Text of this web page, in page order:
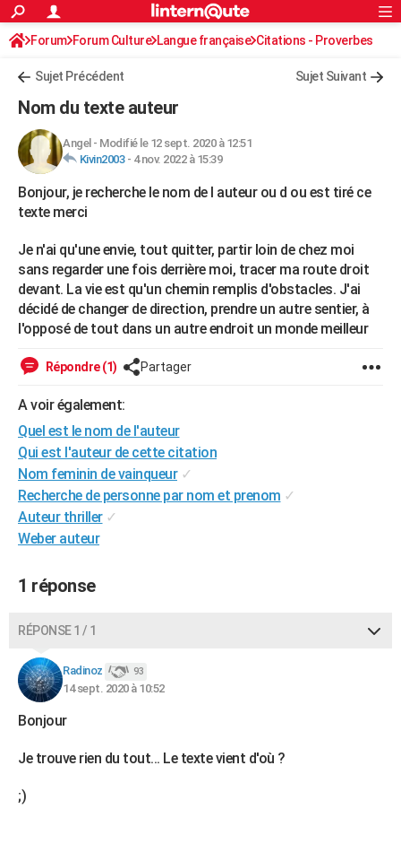
ACTUALITÉS
Politique
Société
Faits Divers
Education
Monde
Villes
+
FINANCE
Retraite
Impôts
Epargne
Immobilier
Risques naturels par ville
Banque
Assurance
Crédit
AUTO
Essais
Réserver un essai
Citadines
Berlines
SUV
Forum auto
+HIGH-TECH
Forum
Aménagement intérieur
Extérieur
Cuisine
Salle de bains
Jardinage
Rangement
WEEK-END
Guides de France
Escapades
Patrimoine
Expositions
Musées
Week-end nature
+LIFESTYLE
PHOTO
GUIDES D'ACHAT
BONS PLANS
CARTE DE VOEUX
S'inscrire
Se connecter
Lycées
Collèges
Primaires
Universités
Entreprises
Service militaire
Avis de recherche
AVIS DE DÉCÈS
FORUM
Rechercher
S'inscrire
Connexion
Forum Forum Culture Langue française Citations - Proverbes
Sujet Précédent Sujet Suivant
Nom du texte auteur
Angel - Modifié le 12 sept. 2020 à 12:51
Kivin2003- 4 nov. 2022 à 15:39
Bonjour, je recherche le nom de l auteur ou d ou est tiré ce
texte merci
Je n'ai qu'une envie, tout quitter, partir loin de chez moi
sans regarder une fois derrière moi, tracer ma route droit
devant. La vie est qu'un chemin remplis d'obstacles. J'ai
décidé de changer de direction, prendre un autre sentier, à
l'opposé de tout dans un autre endroit un monde meilleur
Répondre (1) Partager
A voir également:
Quel est le nom de l'auteur
Qui est l'auteur de cette citation
Nom feminin de vainqueur ✓
Recherche de personne par nom et prenom ✓
Auteur thriller ✓
Weber auteur
1 réponse
RÉPONSE 1 / 1
Radinoz 93
14 sept. 2020 à 10:52
Bonjour
Je trouve rien du tout... Le texte vient d'où ?
;)